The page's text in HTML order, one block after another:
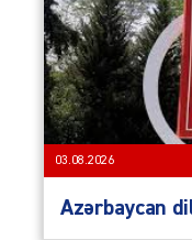
03.08.2026
Azərbaycan